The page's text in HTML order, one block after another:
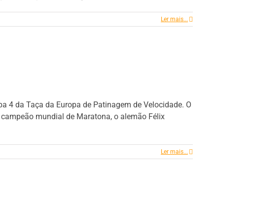
Ler mais...
4 da Taça da Europa de Patinagem de Velocidade. O
mundial de Maratona, o alemão Félix
Ler mais...